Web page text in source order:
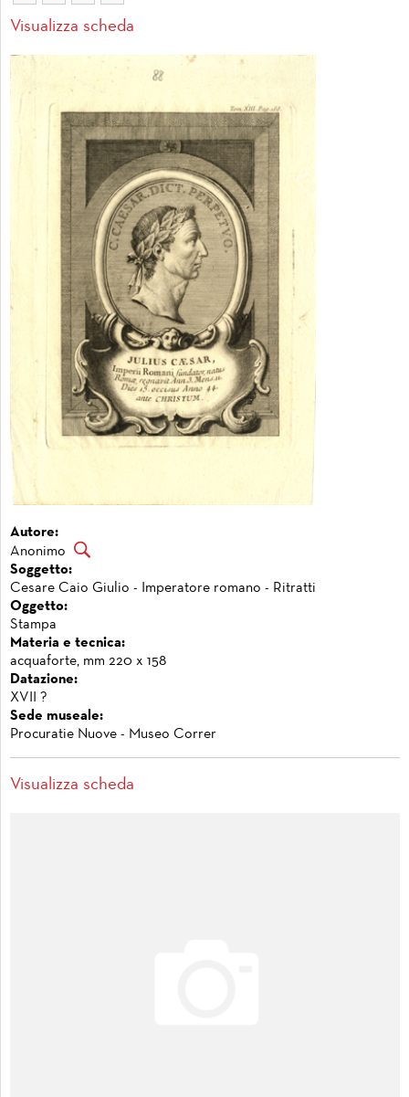
Visualizza scheda
Autore:
Anonimo
Soggetto:
Cesare Caio Giulio - Imperatore romano - Ritratti
Oggetto:
Stampa
Materia e tecnica:
acquaforte, mm 220 x 158
Datazione:
XVII ?
Sede museale:
Procuratie Nuove - Museo Correr
Visualizza scheda